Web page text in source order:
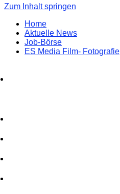
Zum Inhalt springen
Home
Aktuelle News
Job-Börse
ES Media Film- Fotografie